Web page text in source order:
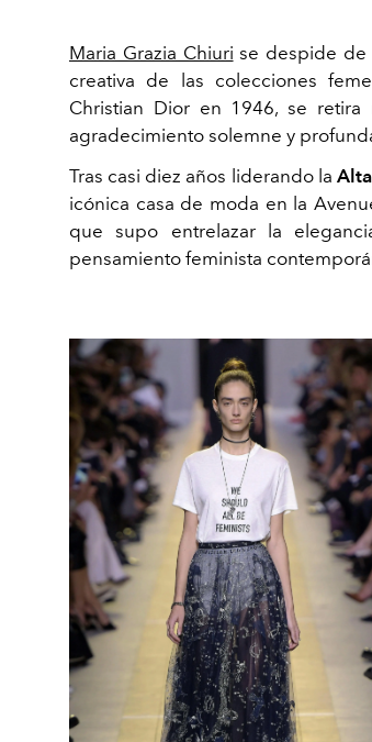
Maria Grazia Chiuri se despide de
creativa de las colecciones
Christian Dior en 1946, se
agradecimiento solemne y
Tras casi diez años liderando la
icónica casa de moda en la
que supo entrelazar la
pensamiento feminista